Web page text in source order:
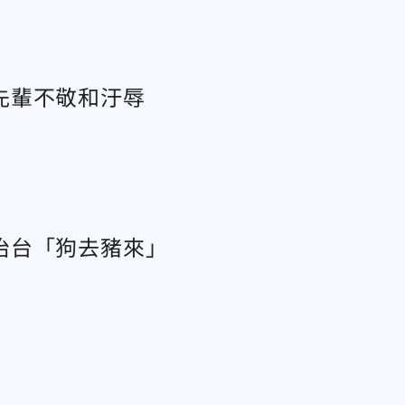
不敬和汙辱
「狗去豬來」